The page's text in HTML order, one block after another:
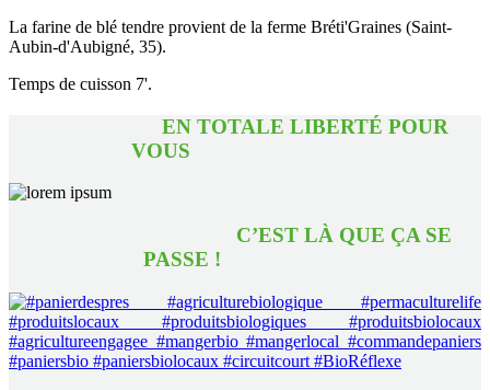
La farine de blé tendre provient de la ferme Bréti'Graines (Saint-
Aubin-d'Aubigné, 35).
Temps de cuisson 7'.
EN TOTALE LIBERTÉ POUR
VOUS
C’EST LÀ QUE ÇA SE
PASSE !